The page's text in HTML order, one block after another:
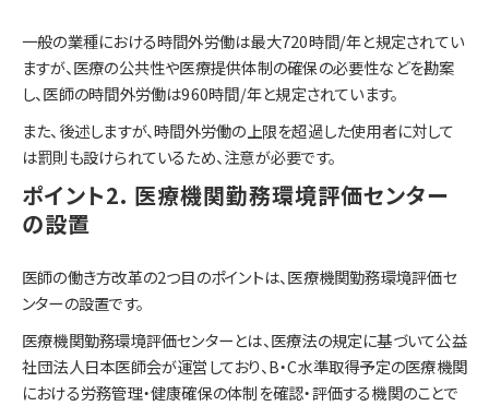
一般の業種における時間外労働は最大720時間/年と規定されてい
ますが、医療の公共性や医療提供体制の確保の必要性などを勘案
し、医師の時間外労働は960時間/年と規定されています。
また、後述しますが、時間外労働の上限を超過した使用者に対して
は罰則も設けられているため、注意が必要です。
ポイント2. 医療機関勤務環境評価センター
の設置
医師の働き方改革の2つ目のポイントは、医療機関勤務環境評価セ
ンターの設置です。
医療機関勤務環境評価センターとは、医療法の規定に基づいて公益
社団法人日本医師会が運営しており、B・C水準取得予定の医療機関
における労務管理・健康確保の体制を確認・評価する機関のことで